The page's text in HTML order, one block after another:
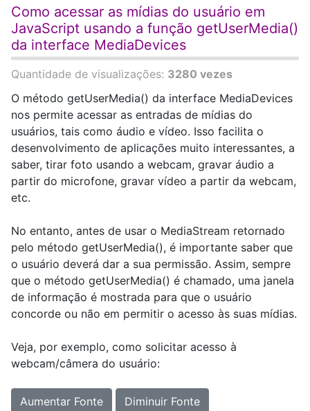
Como acessar as mídias do usuário em
JavaScript usando a função getUserMedia()
da interface MediaDevices
Quantidade de visualizações: 3280 vezes
O método getUserMedia() da interface MediaDevices
nos permite acessar as entradas de mídias do
usuários, tais como áudio e vídeo. Isso facilita o
desenvolvimento de aplicações muito interessantes, a
saber, tirar foto usando a webcam, gravar áudio a
partir do microfone, gravar vídeo a partir da webcam,
etc.
No entanto, antes de usar o MediaStream retornado
pelo método getUserMedia(), é importante saber que
o usuário deverá dar a sua permissão. Assim, sempre
que o método getUserMedia() é chamado, uma janela
de informação é mostrada para que o usuário
concorde ou não em permitir o acesso às suas mídias.
Veja, por exemplo, como solicitar acesso à
webcam/câmera do usuário:
Aumentar Fonte Diminuir Fonte